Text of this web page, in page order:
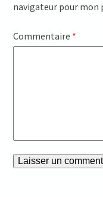
navigateur pour mon
Commentaire *